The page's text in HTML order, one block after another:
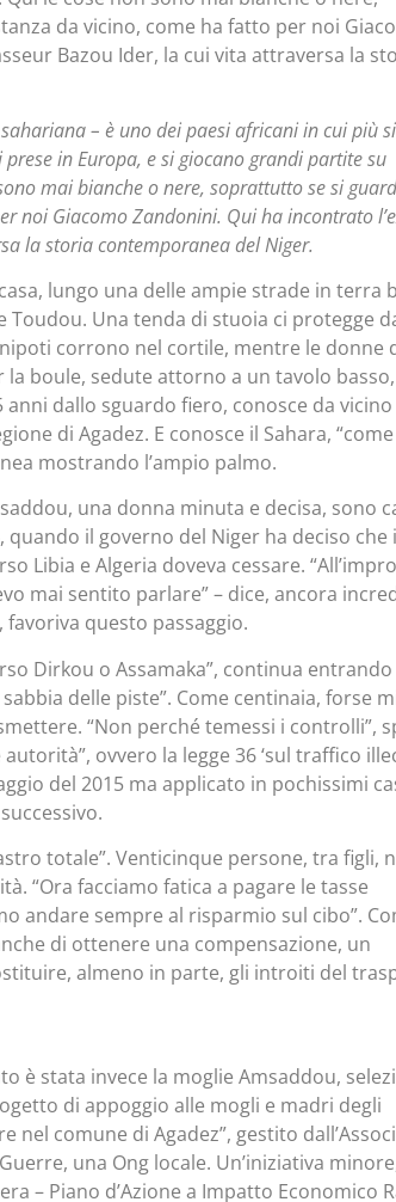
da vicino, come ha fatto per noi
Bazou Ider, la cui vita attraversa la
– è uno dei paesi africani in cui più si
in Europa, e si giocano grandi partite su
mai bianche o nere, soprattutto se si
noi Giacomo Zandonini. Qui ha incontrato
la storia contemporanea del Niger.
lungo una delle ampie strade in terra
Una tenda di stuoia ci protegge
corrono nel cortile, mentre le donne
boule, sedute attorno a un tavolo
dallo sguardo fiero, conosce da vicino
di Agadez. E conosce il Sahara,
mostrando l’ampio palmo.
una donna minuta e decisa, sono
quando il governo del Niger ha deciso che
Libia e Algeria doveva cessare.
mai sentito parlare” – dice, ancora
questo passaggio.
Dirkou o Assamaka”, continua entrando
delle piste”. Come centinaia, forse
“Non perché temessi i controlli”,
ovvero la legge 36 ‘sul traffico
del 2015 ma applicato in pochissimi
totale”. Venticinque persone, tra figli,
“Ora facciamo fatica a pagare le tasse
andare sempre al risparmio sul cibo”.
di ottenere una compensazione, un
almeno in parte, gli introiti del
è stata invece la moglie Amsaddou,
di appoggio alle mogli e madri degli
comune di Agadez”, gestito
una Ong locale. Un’iniziativa
– Piano d’Azione a Impatto Economico